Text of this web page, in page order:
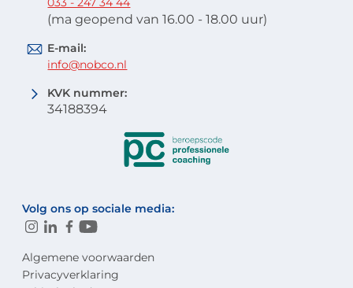
(ma geopend van 16.00 - 18.00 uur)
E-mail:
info@nobco.nl
KVK nummer:
34188394
Volg ons op sociale media:
Algemene voorwaarden
Privacyverklaring